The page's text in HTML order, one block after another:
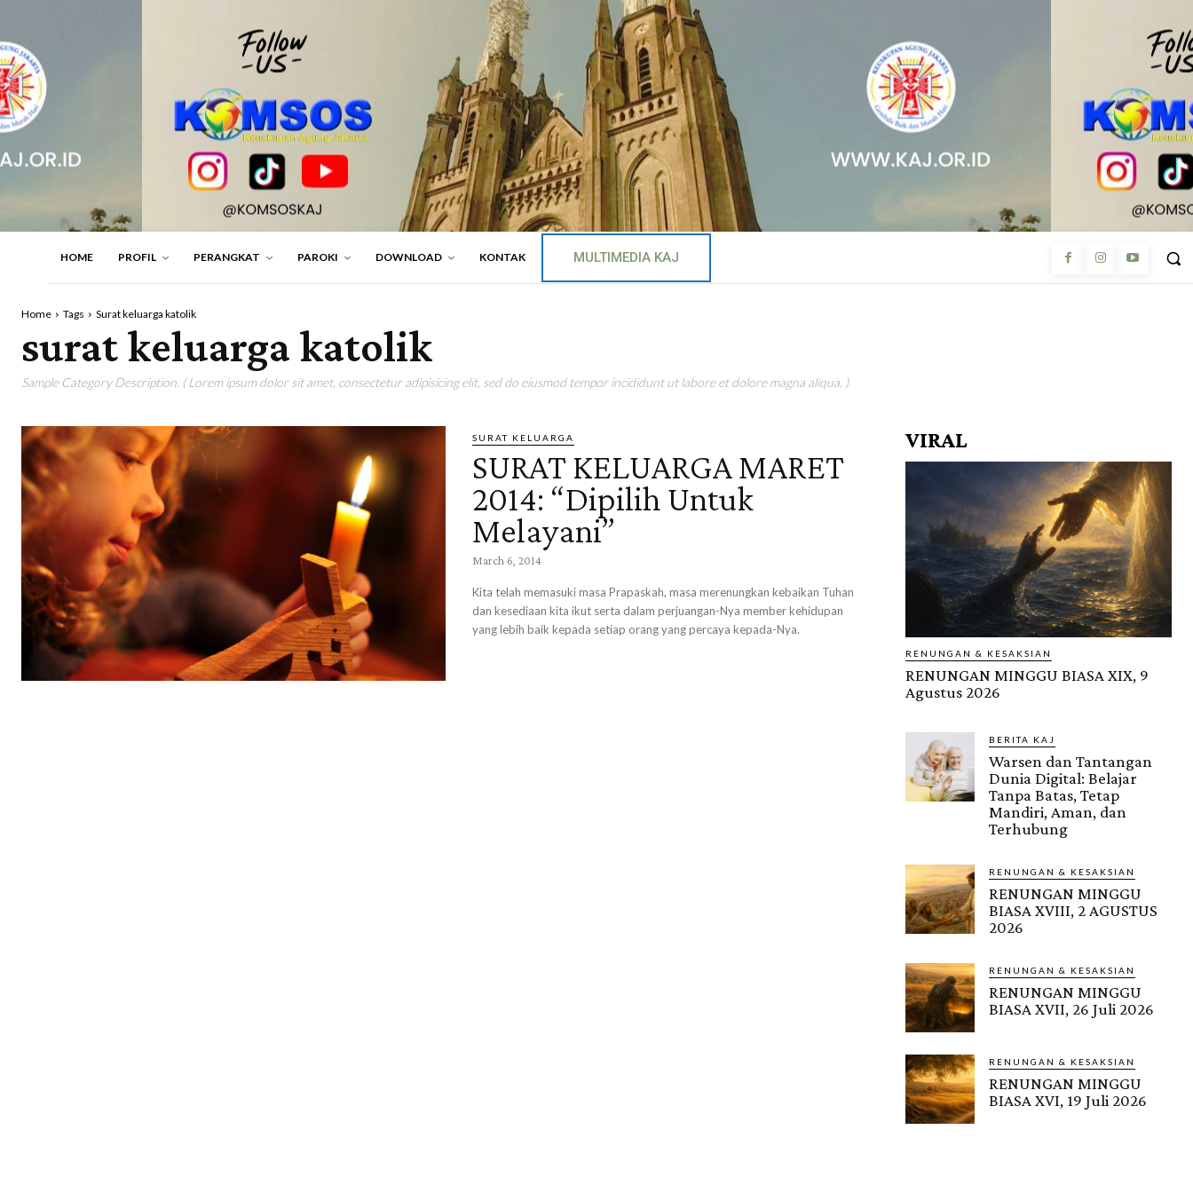
HOME PROFIL PERANGKAT PAROKI DOWNLOAD KONTAK MULTIMEDIA KAJ
Home Tags Surat keluarga katolik
surat keluarga katolik
Sample Category Description. ( Lorem ipsum dolor sit amet, consectetur adipisicing elit, sed do eiusmod tempor incididunt ut labore et dolore magna aliqua. )
SURAT KELUARGA
SURAT KELUARGA MARET
2014: “Dipilih Untuk
Melayani”
March 6, 2014
Kita telah memasuki masa Prapaskah, masa merenungkan kebaikan Tuhan
dan kesediaan kita ikut serta dalam perjuangan-Nya member kehidupan
yang lebih baik kepada setiap orang yang percaya kepada-Nya.
VIRAL
RENUNGAN & KESAKSIAN
RENUNGAN MINGGU BIASA XIX, 9
Agustus 2026
BERITA KAJ
Warsen dan Tantangan
Dunia Digital: Belajar
Tanpa Batas, Tetap
Mandiri, Aman, dan
Terhubung
RENUNGAN & KESAKSIAN
RENUNGAN MINGGU
BIASA XVIII, 2 AGUSTUS
2026
RENUNGAN & KESAKSIAN
RENUNGAN MINGGU
BIASA XVII, 26 Juli 2026
RENUNGAN & KESAKSIAN
RENUNGAN MINGGU
BIASA XVI, 19 Juli 2026